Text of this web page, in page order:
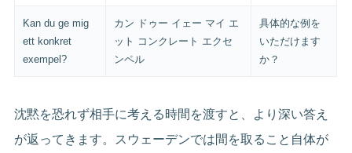
Kan du ge mig
ett konkret
exempel?
カン ドゥー イェー マイ エ
ット コンクレート エクセ
ンペル
具体的な例を
いただけます
か？
沈黙を恐れず相手に考える時間を渡すと、より深い答え
が返ってきます。スウェーデンでは間を取ること自体が